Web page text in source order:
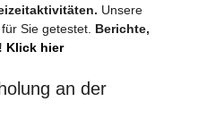
Unsere
Sie getestet. Berichte,
Klick hier
an der